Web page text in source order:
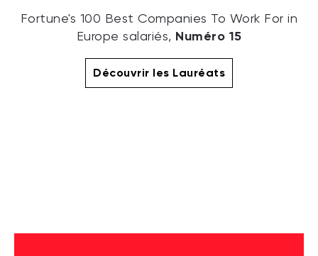
Fortune's 100 Best Companies To Work For in
Europe salariés, Numéro 15
Découvrir les Lauréats